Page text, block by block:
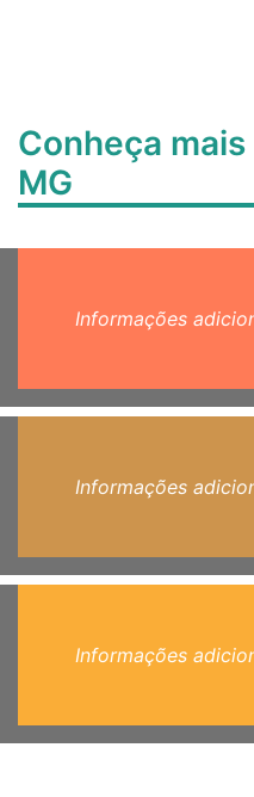
Conheça mais
MG
Informações
Informações
Informações